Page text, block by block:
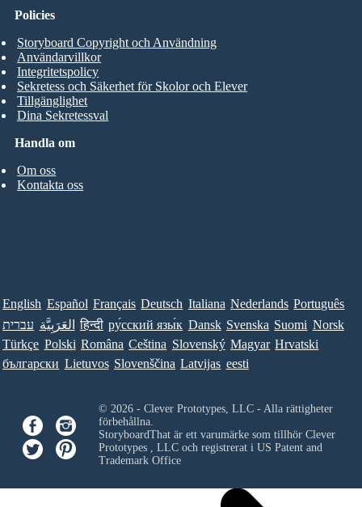
Handla om
Om oss
Kontakta oss
Policies
Storyboard Copyright och Användning
Användarvillkor
Integritetspolicy
Sekretess och Säkerhet för Skolor och Elever
Tillgänglighet
Dina Sekretessval
English Español Français Deutsch Italiana Nederlands Português
עברית العَرَبِيَّة हिन्दी ру́сский язы́к Dansk Svenska Suomi Norsk
Türkçe Polski Româna Ceština Slovenský Magyar Hrvatski
български Lietuvos Slovenščina Latvijas eesti
© 2026 - Clever Prototypes, LLC - Alla rättigheter
förbehållna.
StoryboardThat är ett varumärke som tillhör Clever
Prototypes , LLCoch registrerat i US Patent and
Trademark Office